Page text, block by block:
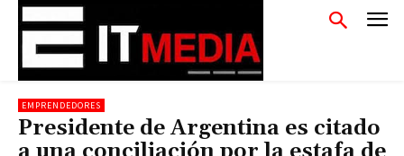
EMPRENDEDORES
Presidente de Argentina es citado